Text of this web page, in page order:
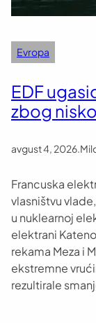
Evropa
EDF
zbog
avgust 4, 2026.
Francuska
vlasništvu
u nuklearnoj
elektrani
rekama Meza i
ekstremne
rezultirale